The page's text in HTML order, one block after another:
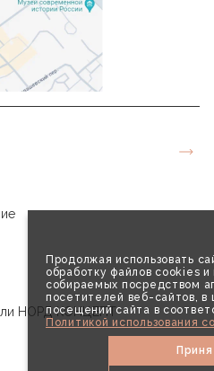
Продолжая использовать
обработку файлов cookies и
собираемых посредством
посетителей веб-сайтов, в
посещений сайта в
Политикой использования
НОРД КОНЦЕПТ